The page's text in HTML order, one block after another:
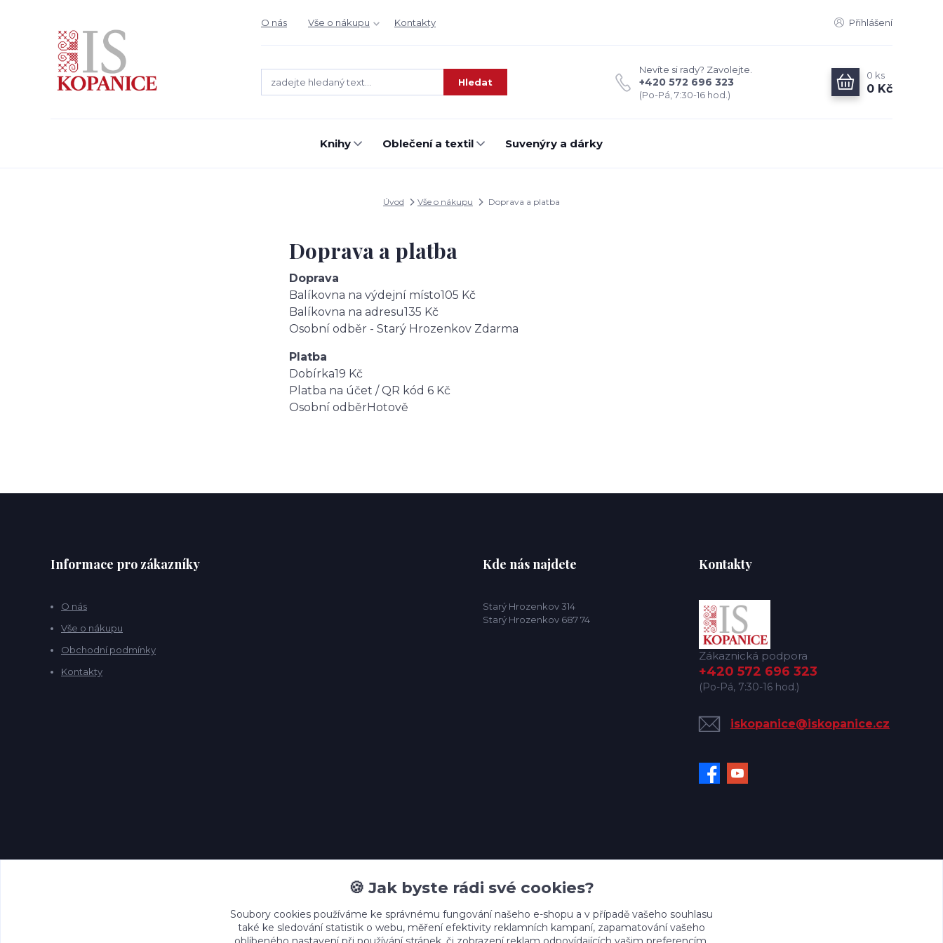
O nás Vše o nákupu Kontakty Přihlášení
Hledat
Nevíte si rady? Zavolejte.
+420 572 696 323
(Po-Pá, 7:30-16 hod.)
0 ks
0 Kč
Knihy Oblečení a textil Suvenýry a dárky
Úvod Vše o nákupu Doprava a platba
Doprava a platba
Doprava
Balíkovna na výdejní místo105 Kč
Balíkovna na adresu135 Kč
Osobní odběr - Starý Hrozenkov Zdarma
Platba
Dobírka19 Kč
Platba na účet / QR kód 6 Kč
Osobní odběrHotově
Informace pro zákazníky
O nás
Vše o nákupu
Obchodní podmínky
Kontakty
Kde nás najdete
Starý Hrozenkov 314
Starý Hrozenkov 687 74
Kontakty
Zákaznická podpora
+420 572 696 323
(Po-Pá, 7:30-16 hod.)
iskopanice@iskopanice.cz
🍪 Jak byste rádi své cookies?
Soubory cookies používáme ke správnému fungování našeho e-shopu a v případě vašeho souhlasu
také ke sledování statistik o webu, měření efektivity reklamních kampaní, zapamatování vašeho